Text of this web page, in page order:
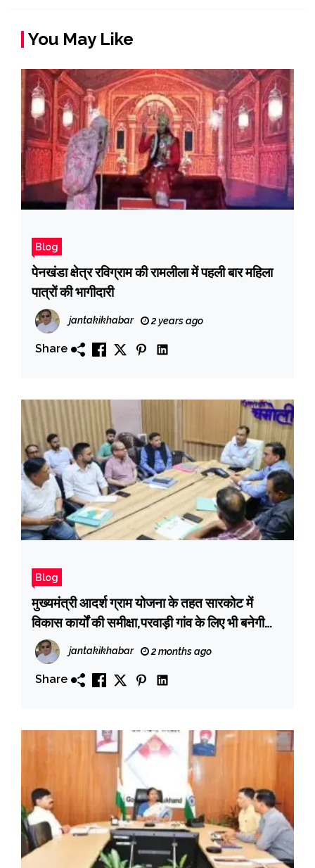
You May Like
Blog
पेनखंडा क्षेत्र रविग्राम की रामलीला में पहली बार महिला
पात्रों की भागीदारी
jantakikhabar 2 years ago
Share
Blog
मुख्यमंत्री आदर्श ग्राम योजना के तहत सारकोट में
विकास कार्यों की समीक्षा,परवाड़ी गांव के लिए भी बनेगी
कार्ययोजना
jantakikhabar 2 months ago
Share